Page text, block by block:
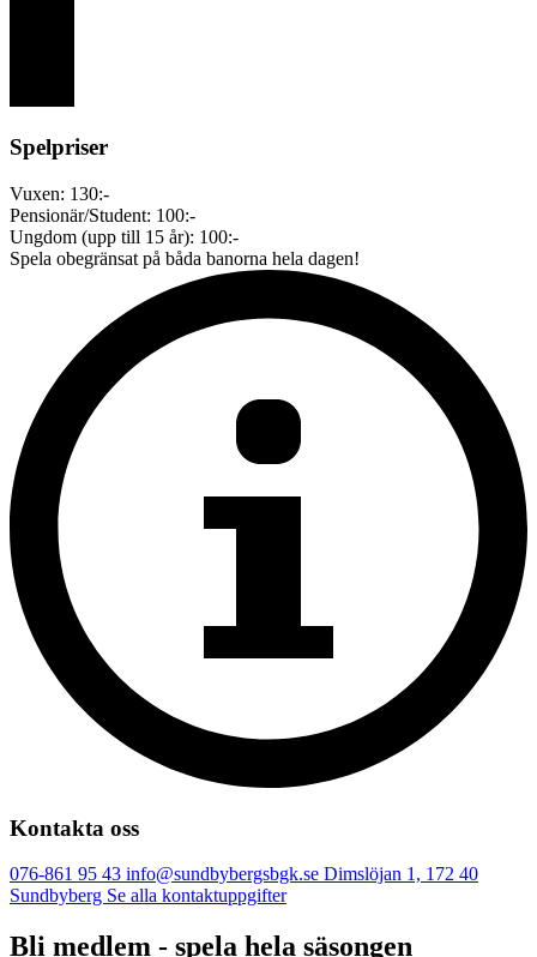
Spelpriser
Vuxen: 130:-
Pensionär/Student: 100:-
Ungdom (upp till 15 år): 100:-
Spela obegränsat på båda banorna hela dagen!
Kontakta oss
076-861 95 43 info@sundbybergsbgk.se Dimslöjan 1, 172 40
Sundbyberg Se alla kontaktuppgifter
Bli medlem - spela hela säsongen